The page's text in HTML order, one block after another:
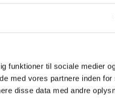
funktioner til sociale medier
med vores partnere inden for
disse data med andre